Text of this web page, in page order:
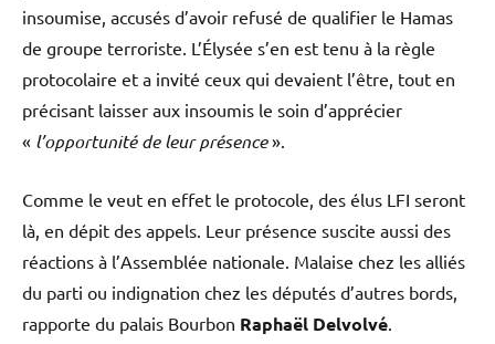
insoumise, accusés d’avoir refusé de qualifier le Hamas
de groupe terroriste. L’Élysée s’en est tenu à la règle
protocolaire et a invité ceux qui devaient l’être, tout en
précisant laisser aux insoumis le soin d’apprécier
« l’opportunité de leur présence».
Comme le veut en effet le protocole, des élus LFI seront
là, en dépit des appels. Leur présence suscite aussi des
réactions à l’Assemblée nationale. Malaise chez les alliés
du parti ou indignation chez les députés d’autres bords,
rapporte du palais Bourbon Raphaël Delvolvé